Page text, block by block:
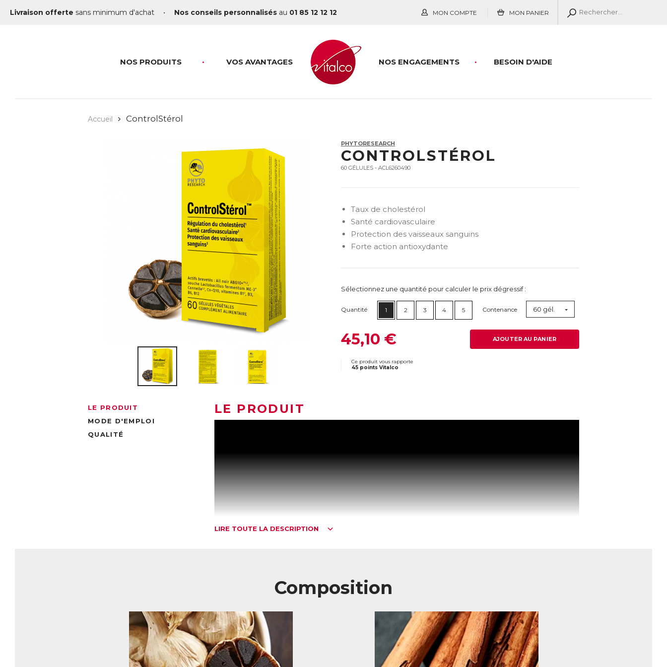
Livraison offerte sans minimum d'achat • Nos conseils personnalisés au 01 85 12 12 12 MON COMPTE MON PANIER
NOS PRODUITS VOS AVANTAGES BESOIN D'AIDE
NOS ENGAGEMENTS
Accueil ControlStérol
PHYTORESEARCH
CONTROLSTÉROL
60 GÉLULES - ACL6260490
Taux de cholestérol
Santé cardiovasculaire
Protection des vaisseaux sanguins
Forte action antioxydante
Sélectionnez une quantité pour calculer le prix dégressif :
Quantité 1 2 3 4 5 Contenance 60 gél.
45,10 € AJOUTER AU PANIER
Ce produit vous rapporte
45 points Vitalco
LE PRODUIT
MODE D'EMPLOI
QUALITÉ
LE PRODUIT
Régulateur naturel de cholestérol nouvelle génération
Les actifs de ControlStérol préservent la santé cardiovasculaire au quotidien grâce à une combinaison unique
d’extraits végétaux concentrés, d’ingrédients brevetés, de vitamines et de nutriments essentiels. Ces actifs
naturels régulent les taux de cholestérol (« bon » et « mauvais » cholestérol), protègent les vaisseaux sanguins,
LIRE TOUTE LA DESCRIPTION
Composition